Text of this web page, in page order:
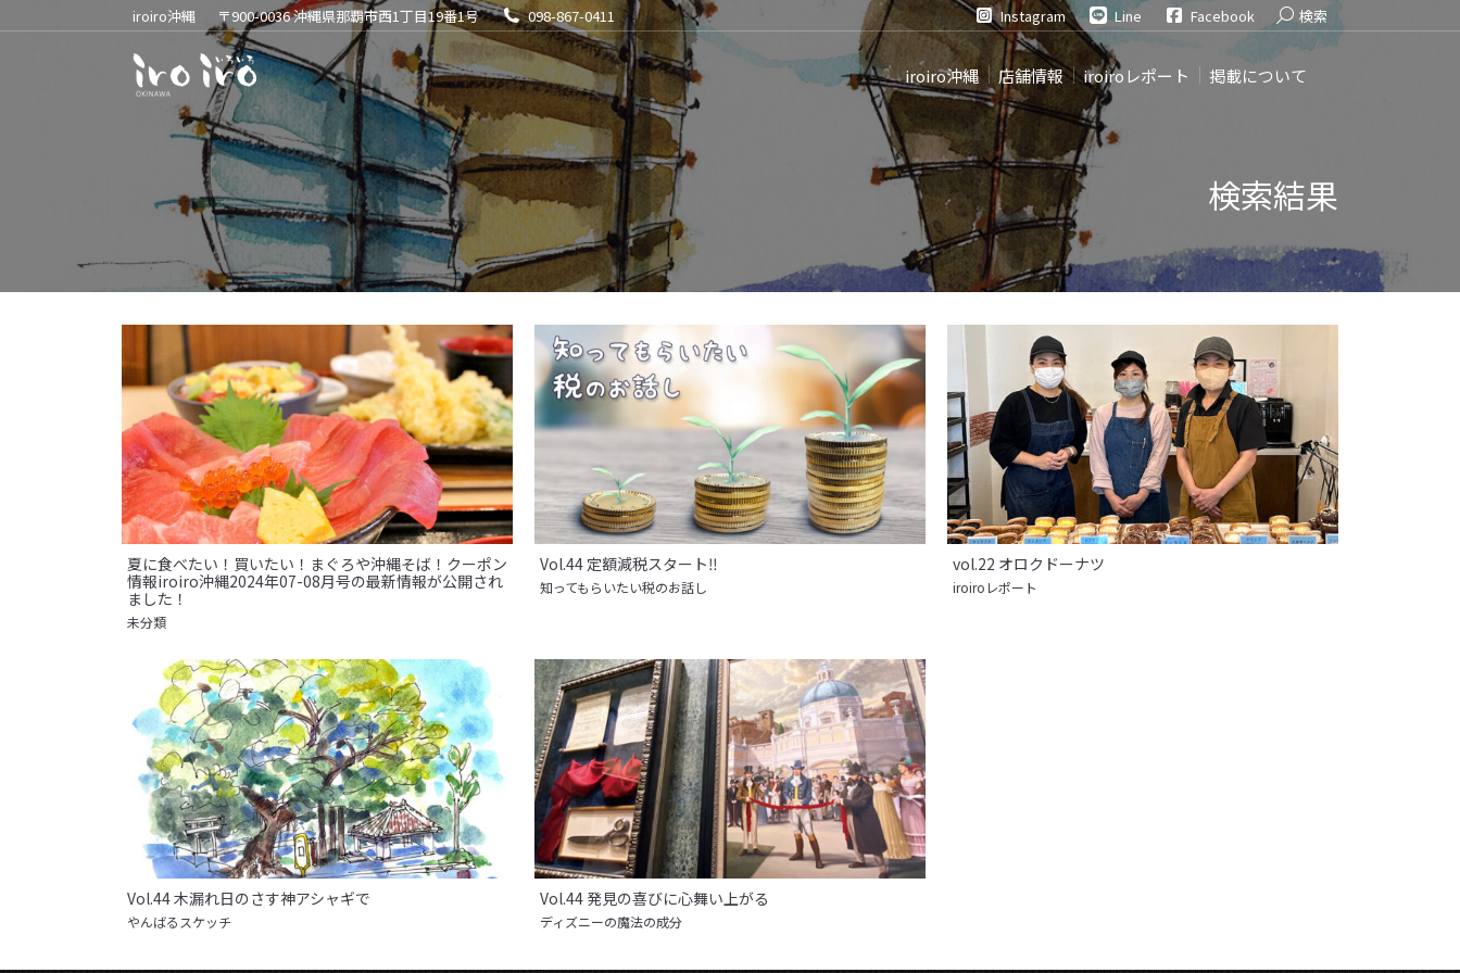
iroiro沖縄 〒900-0036 沖縄県那覇市西1丁目19番1号 098-867-0411 Instagram Line Facebook Search:
検索
iroiro沖縄 店舗情報 iroiroレポート 掲載について
検索結果
夏に食べたい！買いたい！まぐろや沖縄そば！クーポン
情報iroiro沖縄2024年07-08月号の最新情報が公開され
ました！
未分類
Vol.44 定額減税スタート‼
知ってもらいたい税のお話し
vol.22 オロクドーナツ
iroiroレポート
Vol.44 木漏れ日のさす神アシャギで
やんばるスケッチ
Vol.44 発見の喜びに心舞い上がる
ディズニーの魔法の成分